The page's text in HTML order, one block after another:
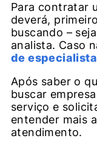
Para contratar
deverá,
buscando –
analista. Caso
de
Após saber o
buscar
serviço e
entender mais
atendimento.